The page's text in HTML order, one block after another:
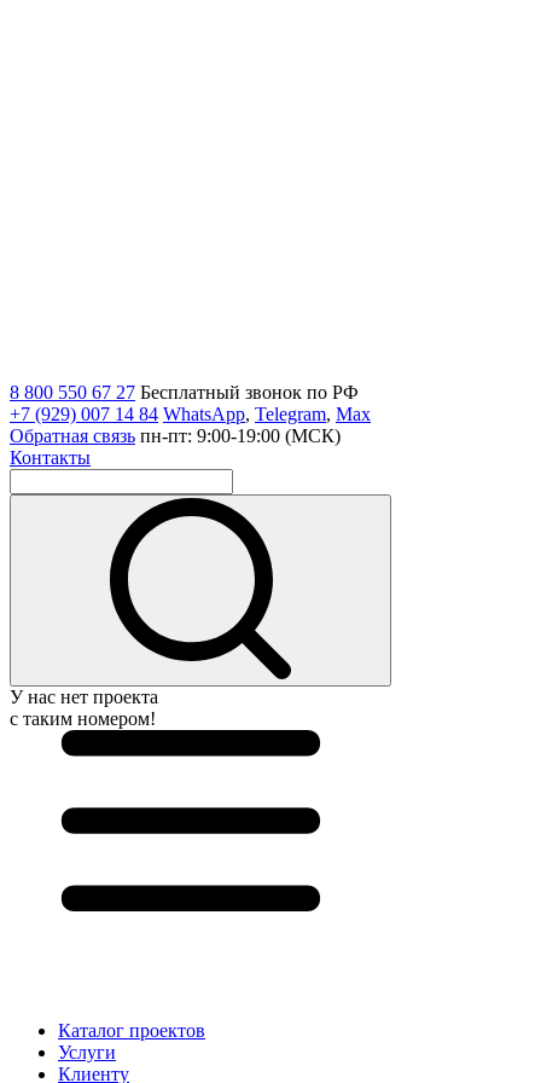
8 800 550 67 27 Бесплатный звонок по РФ
+7 (929) 007 14 84 WhatsApp, Telegram, Max
Обратная связь пн-пт: 9:00-19:00 (МСК)
Контакты
У нас нет проекта
с таким номером!
Каталог проектов
Услуги
Клиенту